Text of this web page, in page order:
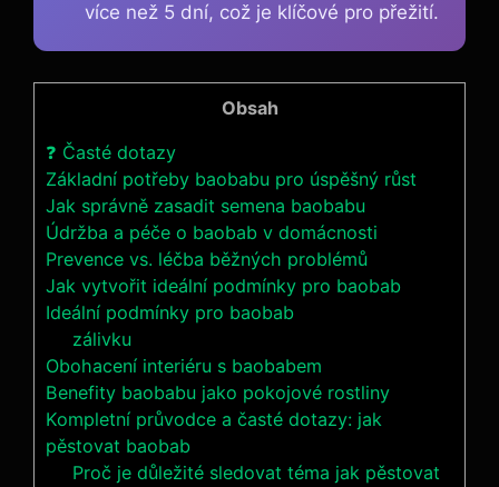
více než 5 dní, což je klíčové pro přežití.
Obsah
❓ Časté dotazy
Základní potřeby baobabu pro úspěšný růst
Jak správně zasadit semena baobabu
Údržba a péče o baobab v domácnosti
Prevence vs. léčba běžných problémů
Jak vytvořit ideální podmínky pro baobab
Ideální podmínky pro baobab
zálivku
Obohacení interiéru s baobabem
Benefity baobabu jako pokojové rostliny
Kompletní průvodce a časté dotazy: jak
pěstovat baobab
Proč je důležité sledovat téma jak pěstovat